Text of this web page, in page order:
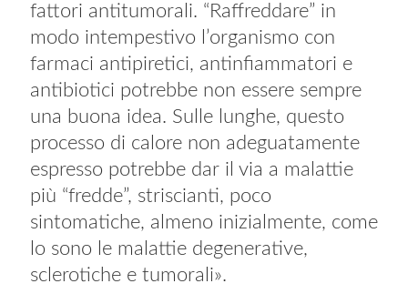
fattori antitumorali. “Raffreddare” in
modo intempestivo l’organismo con
farmaci antipiretici, antinfiammatori e
antibiotici potrebbe non essere sempre
una buona idea. Sulle lunghe, questo
processo di calore non adeguatamente
espresso potrebbe dar il via a malattie
più “fredde”, striscianti, poco
sintomatiche, almeno inizialmente, come
lo sono le malattie degenerative,
sclerotiche e tumorali».